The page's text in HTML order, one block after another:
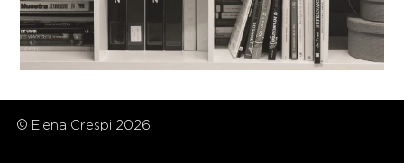
© Elena Crespi 2026